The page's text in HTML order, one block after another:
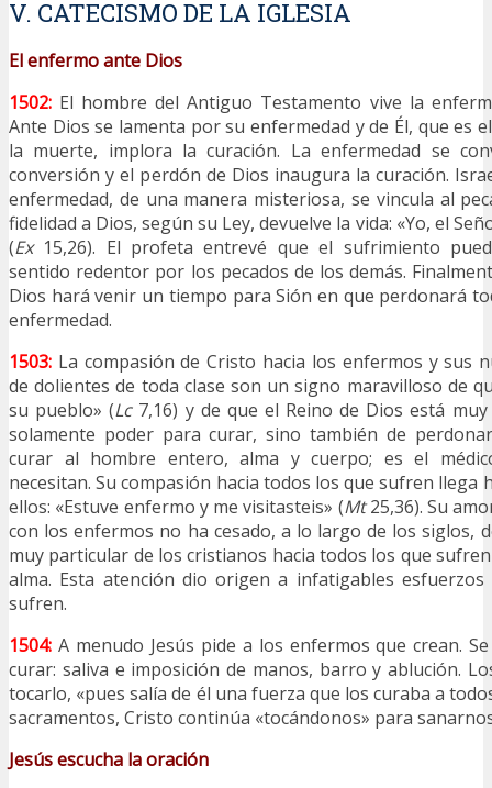
V. CATECISMO DE LA IGLESIA
El enfermo ante Dios
1502: El hombre del Antiguo Testamento vive la
Ante Dios se lamenta por su enfermedad y de Él, que es
la muerte, implora la curación. La enfermedad se
conversión y el perdón de Dios inaugura la curación.
enfermedad, de una manera misteriosa, se vincula al
fidelidad a Dios, según su Ley, devuelve la vida: «Yo, el
(Ex15,26). El profeta entrevé que el sufrimiento
sentido redentor por los pecados de los demás.
Dios hará venir un tiempo para Sión en que perdonará
enfermedad.
1503: La compasión de Cristo hacia los enfermos y sus
de dolientes de toda clase son un signo maravilloso de
su pueblo» (Lc7,16) y de que el Reino de Dios está muy
solamente poder para curar, sino también de
curar al hombre entero, alma y cuerpo; es el
necesitan. Su compasión hacia todos los que sufren llega
ellos: «Estuve enfermo y me visitasteis» (Mt25,36). Su
con los enfermos no ha cesado, a lo largo de los siglos,
muy particular de los cristianos hacia todos los que
alma. Esta atención dio origen a infatigables
sufren.
1504: A menudo Jesús pide a los enfermos que crean.
curar: saliva e imposición de manos, barro y ablución.
tocarlo, «pues salía de él una fuerza que los curaba a
sacramentos, Cristo continúa «tocándonos» para
Jesús escucha la oración